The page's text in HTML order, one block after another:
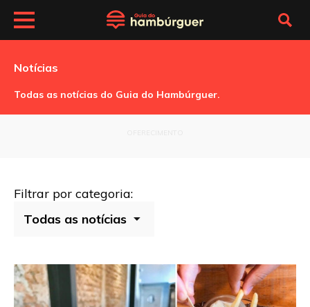
Notícias
Todas as notícias do Guia do Hambúrguer.
Filtrar por categoria: